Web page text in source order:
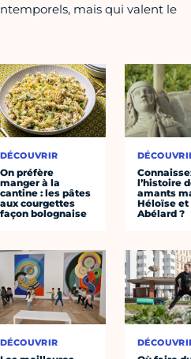
mais qui valent le
DÉCOUVRIR
On préfère
manger à la
cantine : les pâtes
aux courgettes
façon bolognaise
DÉCOUVRIR
l’histoire
amants
Héloïse et
Abélard ?